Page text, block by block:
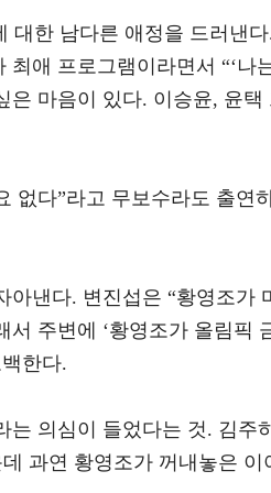
대한 남다른 애정을 드러낸
애 프로그램이라면서 “‘나
은 마음이 있다. 이승윤, 윤택
없다”라고 무보수라도 출연
아낸다. 변진섭은 “황영조가
주변에 ‘황영조가 올림픽
한다.
는 의심이 들었다는 것. 김주
과연 황영조가 꺼내놓은 이